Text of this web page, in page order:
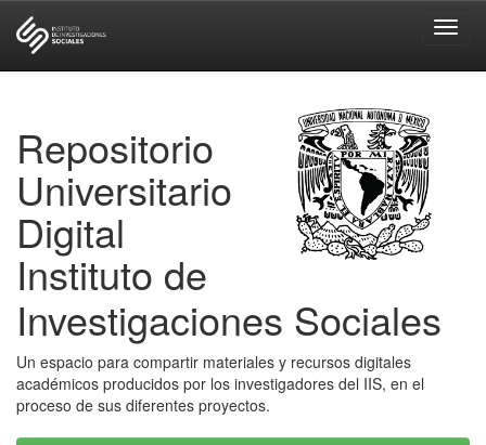
Repositorio
Universitario
Digital
Instituto de
Investigaciones Sociales
Un espacio para compartir materiales y recursos digitales
académicos producidos por los investigadores del IIS, en el
proceso de sus diferentes proyectos.